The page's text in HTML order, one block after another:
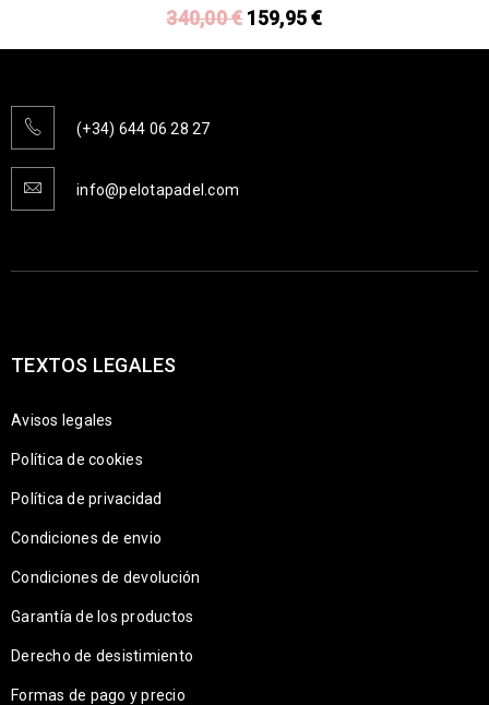
340,00€ 159,95€
(+34) 644 06 28 27
info@pelotapadel.com
TEXTOS LEGALES
Avisos legales
Política de cookies
Política de privacidad
Condiciones de envio
Condiciones de devolución
Garantía de los productos
Derecho de desistimiento
Formas de pago y precio